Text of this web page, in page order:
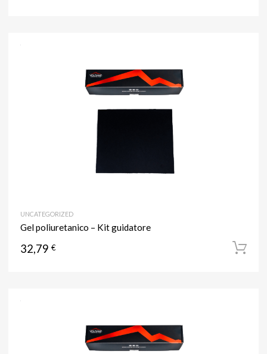
UNCATEGORIZED
Gel poliuretanico – Kit guidatore
32,79 €